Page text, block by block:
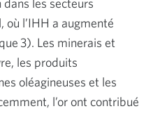
l’IHH a augmenté
3). Les minerais et
les produits
oléagineuses et les
l’or ont contribué